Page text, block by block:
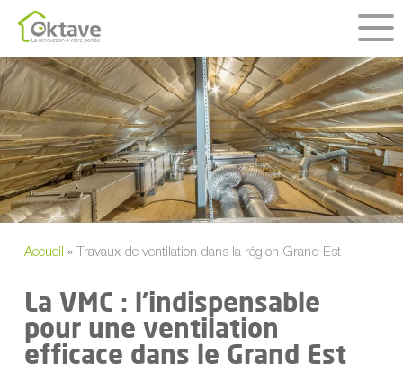
Skip
main
content
Accueil » Travaux de ventilation dans la région Grand Est
La VMC : l’indispensable
pour une ventilation
efficace dans le Grand Est